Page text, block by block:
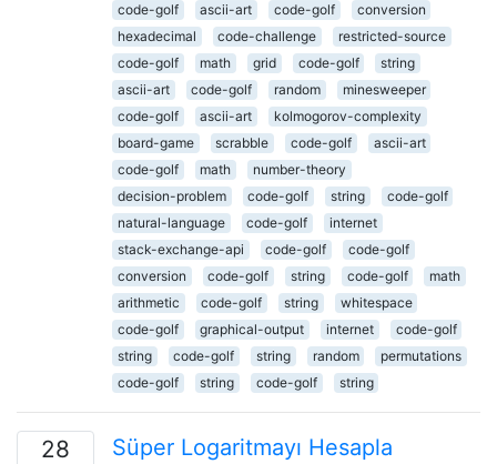
code-golf
ascii-art code-golf
conversion
hexadecimal
code-challenge
restricted-source
code-golf
math grid code-golf
string
ascii-art
code-golf random
minesweeper
code-golf
ascii-art
kolmogorov-complexity
board-game
scrabble code-golf
ascii-art
code-golf
math
number-theory
decision-problem
code-golf string
code-golf
natural-language
code-golf
internet
stack-exchange-api
code-golf
code-golf
conversion
code-golf string code-golf
math
arithmetic
code-golf string
whitespace
code-golf
graphical-output internet
code-golf
string
code-golf string random
permutations
code-golf
string code-golf string
28 Süper Logaritmayı Hesapla